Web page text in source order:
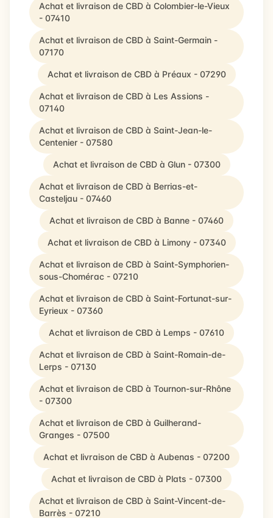
Achat et livraison de CBD à Colombier-le-Vieux
- 07410
Achat et livraison de CBD à Saint-Germain -
07170
Achat et livraison de CBD à Préaux - 07290
Achat et livraison de CBD à Les Assions -
07140
Achat et livraison de CBD à Saint-Jean-le-
Centenier - 07580
Achat et livraison de CBD à Glun - 07300
Achat et livraison de CBD à Berrias-et-
Casteljau - 07460
Achat et livraison de CBD à Banne - 07460
Achat et livraison de CBD à Limony - 07340
Achat et livraison de CBD à Saint-Symphorien-
sous-Chomérac - 07210
Achat et livraison de CBD à Saint-Fortunat-sur-
Eyrieux - 07360
Achat et livraison de CBD à Lemps - 07610
Achat et livraison de CBD à Saint-Romain-de-
Lerps - 07130
Achat et livraison de CBD à Tournon-sur-Rhône
- 07300
Achat et livraison de CBD à Guilherand-
Granges - 07500
Achat et livraison de CBD à Aubenas - 07200
Achat et livraison de CBD à Plats - 07300
Achat et livraison de CBD à Saint-Vincent-de-
Barrès - 07210